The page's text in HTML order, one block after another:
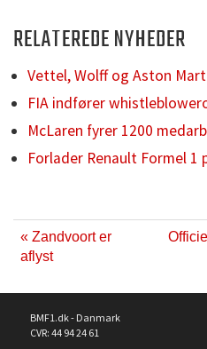
RELATEREDE NYHEDER
Vettel, Wolff og Aston
FIA indfører
McLaren fyrer 1200
Forlader Renault Formel 1
« Zandvoort er
aflyst
BMF1.dk - Danmark
CVR: 44 94 24 61